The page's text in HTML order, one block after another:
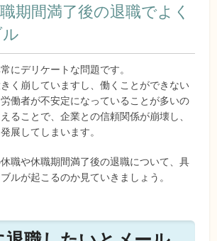
期間満了後の退職でよく
にデリケートな問題です。
く崩していますし、働くことができない
働者が不安定になっていることが多いの
ることで、企業との信頼関係が崩壊し、
展してしまいます。
職や休職期間満了後の退職について、具
ルが起こるのか見ていきましょう。